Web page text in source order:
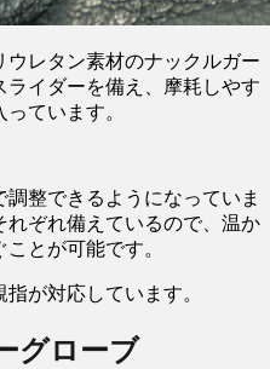
レタン素材のナックルガー
ライダーを備え、摩耗しやす
ています。
整できるようになっていま
ぞれ備えているので、温か
とが可能です。
が対応しています。
グローブ